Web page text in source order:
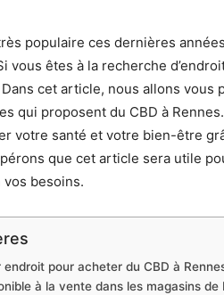
populaire ces dernières
vous êtes à la recherche
cet article, nous allons
qui proposent du CBD à
votre santé et votre bien-être
que cet article sera utile
vos besoins.
endroit pour acheter du CBD à
à la vente dans les magasins de